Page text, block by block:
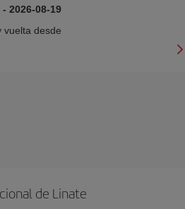
- 2026-08-19
vuelta desde
de Linate